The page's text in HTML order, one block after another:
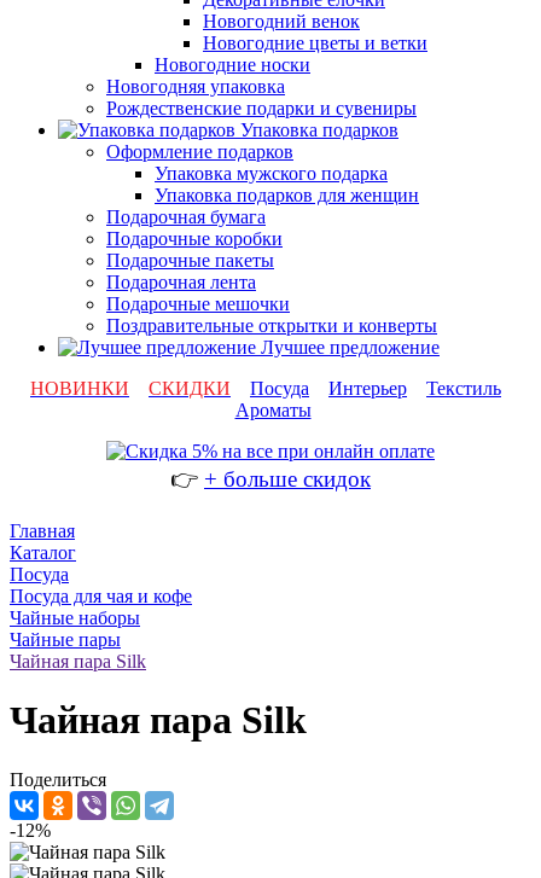
Новогодний венок
Новогодние цветы и ветки
Новогодние носки
Новогодняя упаковка
Рождественские подарки и сувениры
Упаковка подарков
Оформление подарков
Упаковка мужского подарка
Упаковка подарков для женщин
Подарочная бумага
Подарочные коробки
Подарочные пакеты
Подарочная лента
Подарочные мешочки
Поздравительные открытки и конверты
Лучшее предложение
НОВИНКИ
СКИДКИ Посуда Интерьер
Текстиль
Ароматы
👉 + больше скидок
Главная
Каталог
Посуда
Посуда для чая и кофе
Чайные наборы
Чайные пары
Чайная пара Silk
Чайная пара Silk
Поделиться
-12%